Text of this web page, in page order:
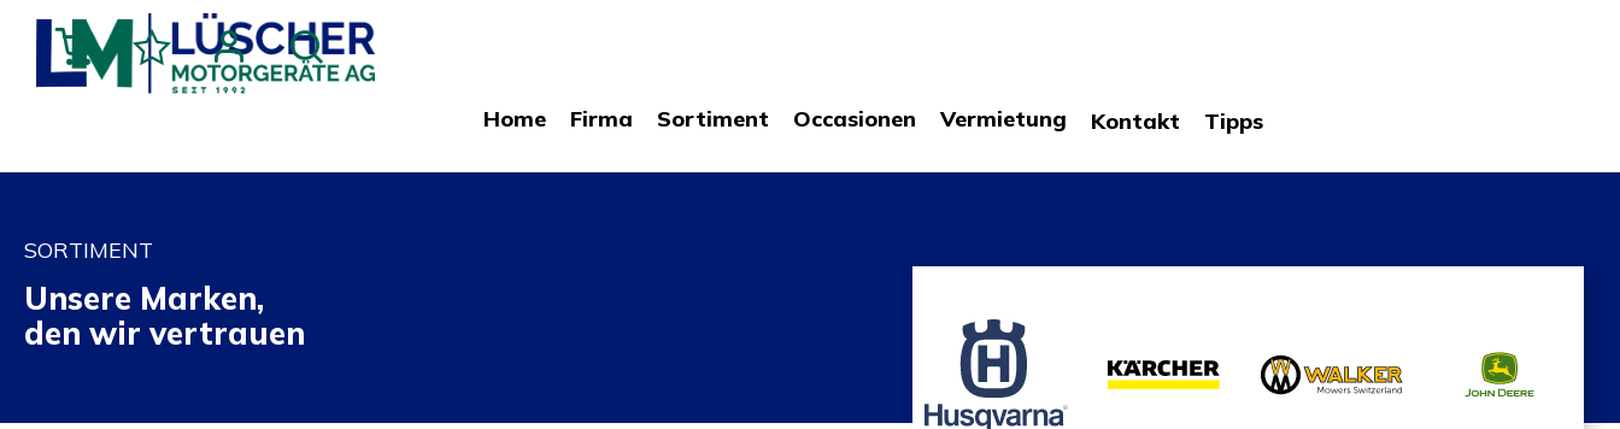
Home Firma Sortiment Occasionen Vermietung Kontakt Tipps
SORTIMENT
Unsere Marken,
den wir vertrauen